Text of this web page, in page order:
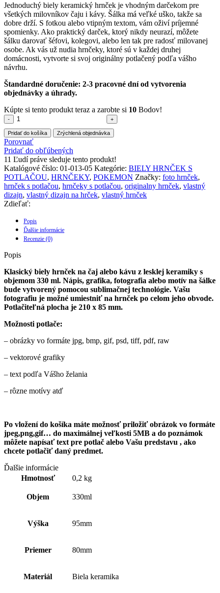
Jednoduchý biely keramický hrnček je vhodným darčekom pre
všetkých milovníkov čaju i kávy. Šálka má veľké uško, takže sa
dobre drží. S fotkou alebo vtipným textom, vám oživí príjemné
spomienky. Ako praktický darček, ktorý nikdy neurazí, môžete
šálku darovať šéfovi, kolegovi, alebo len tak pre radosť milovanej
osobe. Ak vás už nudia hrnčeky, ktoré sú v každej druhej
domácnosti, vytvorte si svoj originálny potlačený podľa vášho
návrhu.
Štandardné doručenie: 2-3 pracovné dní od vytvorenia
objednávky a úhrady.
Kúpte si tento produkt teraz a zarobte si 10 Bodov!
množstvo
Hrnček
s
potlačou
(Biely)-
Pikachu
Pridať do košíka Zrýchlená objednávka
Porovnať
Pridať do obľúbených
11 Ľudí práve sleduje tento produkt!
Katalógové číslo: 01-013-05 Kategórie: BIELY HRNČEK S
POTLAČOU, HRNČEKY, POKEMON Značky: foto hrnček,
hrnček s potlačou, hrnčeky s potlačou, originalny hrnček, vlastný
dizajn, vlastný dizajn na hrček, vlastný hrnček
Zdieľať:
Popis
Ďalšie informácie
Recenzie (0)
Popis
Klasický biely hrnček na čaj alebo kávu z lesklej keramiky s
objemom 330 ml. Nápis, grafika, fotografia alebo motív na šálke
bude vytvorený pomocou sublimačnej technológie. Vašu
fotografiu je možné umiestniť na hrnček po celom jeho obvode.
Potlačiteľná plocha je 210 x 85 mm.
Možnosti potlače:
– obrázky vo formáte jpg, bmp, gif, psd, tiff, pdf, raw
– vektorové grafiky
– text podľa Vášho želania
– rôzne motívy atď
Po vložení do košíka máte možnosť priložiť obrázok vo formáte
jpeg,png,gif… do maximálnej veľkosti 5MB a do poznámok
môžete napísať text pre potlač alebo Vašu predstavu , ako
chcete potlačiť daný predmet.
Ďalšie informácie
Hmotnosť
0,2 kg
Objem 330ml
Výška 95mm
Priemer 80mm
Materiál Biela keramika